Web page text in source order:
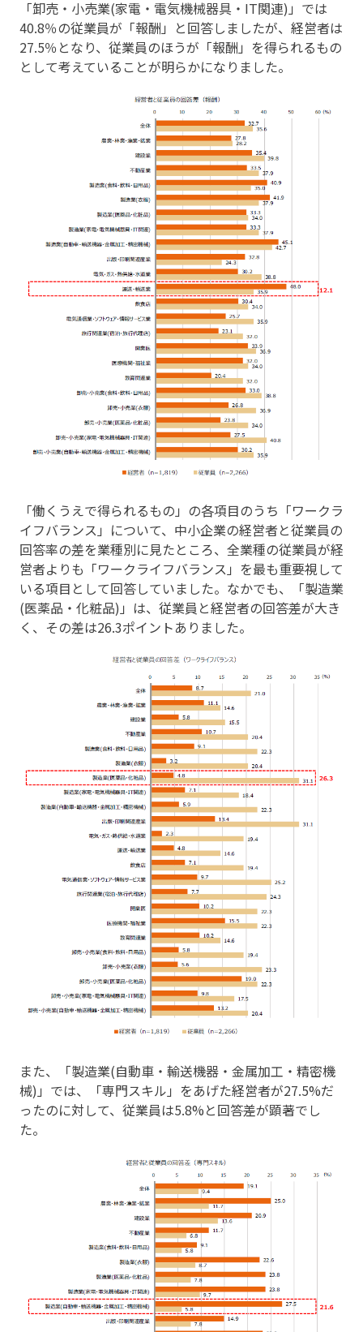
「卸売・小売業(家電・電気機械器具・IT関連)」では
40.8％の従業員が「報酬」と回答しましたが、経営者は
27.5％となり、従業員のほうが「報酬」を得られるもの
として考えていることが明らかになりました。
「働くうえで得られるもの」の各項目のうち「ワークラ
イフバランス」について、中小企業の経営者と従業員の
回答率の差を業種別に見たところ、全業種の従業員が経
営者よりも「ワークライフバランス」を最も重要視して
いる項目として回答していました。なかでも、「製造業
(医薬品・化粧品)」は、従業員と経営者の回答差が大き
く、その差は26.3ポイントありました。
また、「製造業(自動車・輸送機器・金属加工・精密機
械)」では、「専門スキル」をあげた経営者が27.5%だ
ったのに対して、従業員は5.8%と回答差が顕著でし
た。